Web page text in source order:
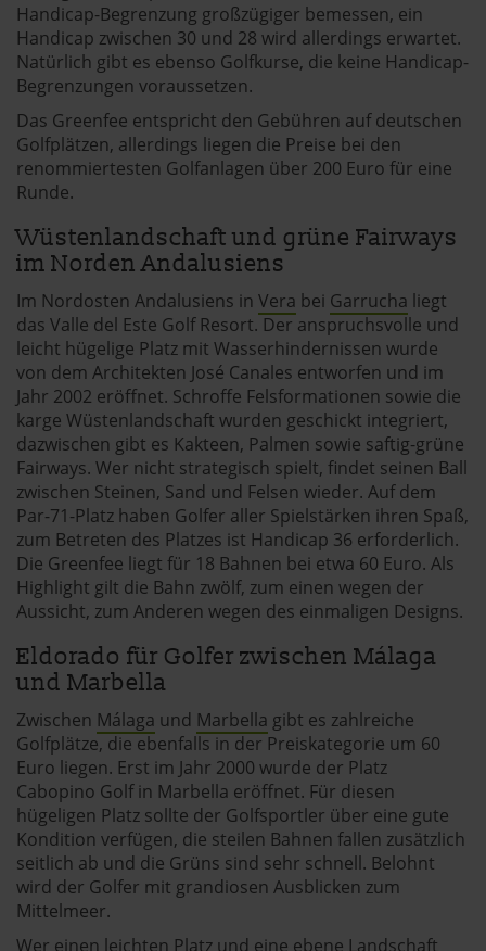
Handicap-Begrenzung großzügiger bemessen, ein
Handicap zwischen 30 und 28 wird allerdings erwartet.
Natürlich gibt es ebenso Golfkurse, die keine Handicap-
Begrenzungen voraussetzen.
Das Greenfee entspricht den Gebühren auf deutschen
Golfplätzen, allerdings liegen die Preise bei den
renommiertesten Golfanlagen über 200 Euro für eine
Runde.
Wüstenlandschaft und grüne Fairways
im Norden Andalusiens
Im Nordosten Andalusiens in Vera bei Garrucha liegt
das Valle del Este Golf Resort. Der anspruchsvolle und
leicht hügelige Platz mit Wasserhindernissen wurde
von dem Architekten José Canales entworfen und im
Jahr 2002 eröffnet. Schroffe Felsformationen sowie die
karge Wüstenlandschaft wurden geschickt integriert,
dazwischen gibt es Kakteen, Palmen sowie saftig-grüne
Fairways. Wer nicht strategisch spielt, findet seinen Ball
zwischen Steinen, Sand und Felsen wieder. Auf dem
Par-71-Platz haben Golfer aller Spielstärken ihren Spaß,
zum Betreten des Platzes ist Handicap 36 erforderlich.
Die Greenfee liegt für 18 Bahnen bei etwa 60 Euro. Als
Highlight gilt die Bahn zwölf, zum einen wegen der
Aussicht, zum Anderen wegen des einmaligen Designs.
Eldorado für Golfer zwischen Málaga
und Marbella
Zwischen Málaga und Marbella gibt es zahlreiche
Golfplätze, die ebenfalls in der Preiskategorie um 60
Euro liegen. Erst im Jahr 2000 wurde der Platz
Cabopino Golf in Marbella eröffnet. Für diesen
hügeligen Platz sollte der Golfsportler über eine gute
Kondition verfügen, die steilen Bahnen fallen zusätzlich
seitlich ab und die Grüns sind sehr schnell. Belohnt
wird der Golfer mit grandiosen Ausblicken zum
Mittelmeer.
Wer einen leichten Platz und eine ebene Landschaft